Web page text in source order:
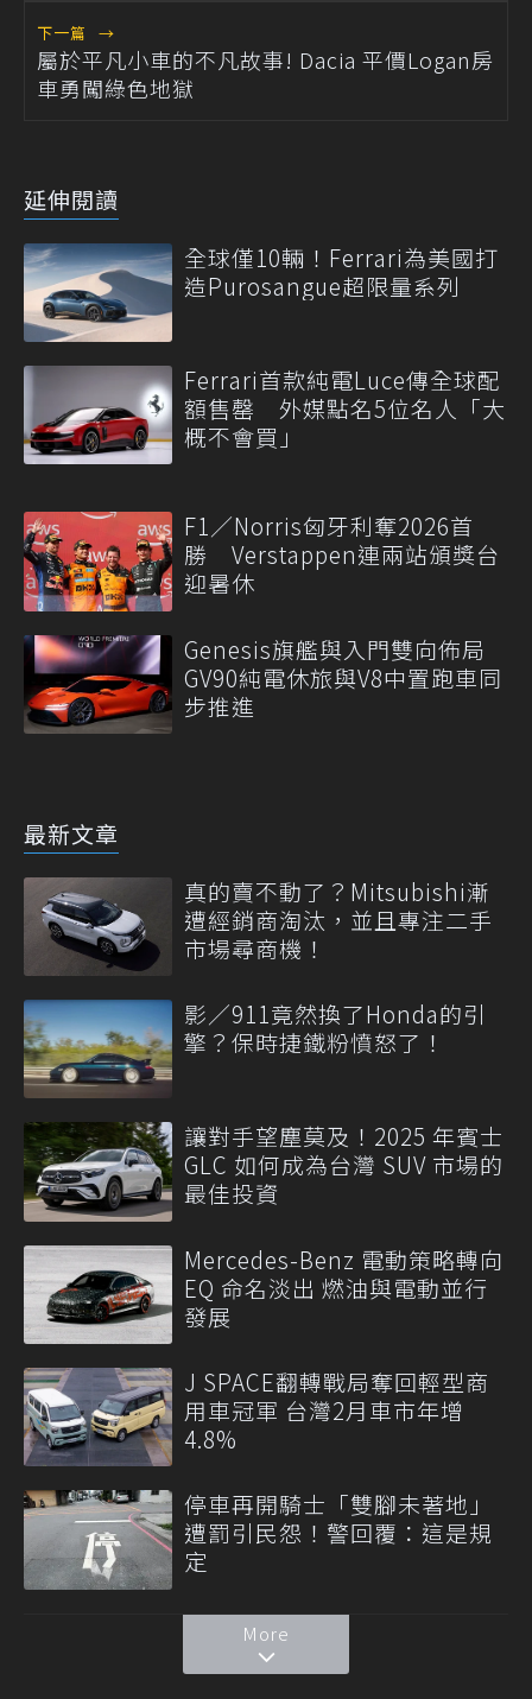
下一篇 →
屬於平凡小車的不凡故事! Dacia 平價Logan房
車勇闖綠色地獄
延伸閱讀
全球僅10輛！Ferrari為美國打
造Purosangue超限量系列
Ferrari首款純電Luce傳全球配
額售罄 外媒點名5位名人「大
概不會買」
F1／Norris匈牙利奪2026首
勝 Verstappen連兩站頒獎台
迎暑休
Genesis旗艦與入門雙向佈局
GV90純電休旅與V8中置跑車同
步推進
最新文章
真的賣不動了？Mitsubishi漸
遭經銷商淘汰，並且專注二手
市場尋商機！
影／911竟然換了Honda的引
擎？保時捷鐵粉憤怒了！
讓對手望塵莫及！2025 年賓士
GLC 如何成為台灣 SUV 市場的
最佳投資
Mercedes-Benz 電動策略轉向
EQ 命名淡出 燃油與電動並行
發展
J SPACE翻轉戰局奪回輕型商
用車冠軍 台灣2月車市年增
4.8%
停車再開騎士「雙腳未著地」
遭罰引民怨！警回覆：這是規
定
More